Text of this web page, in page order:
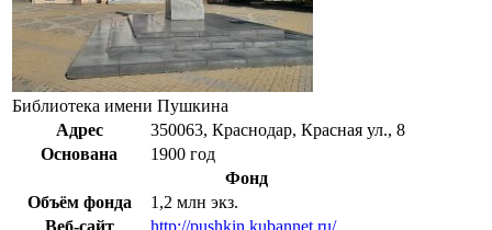
Библиотека имени Пушкина
Адрес
350063, Краснодар, Красная ул., 8
Основана
1900 год
Фонд
Объём фонда
1,2 млн экз.
Веб-сайт
http://pushkin.kubannet.ru/